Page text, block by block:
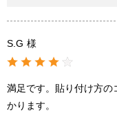
S.G 様
満足です。貼り付け方の
かります。